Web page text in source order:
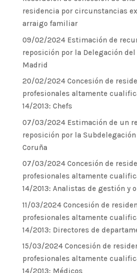
residencia por circunstancias
arraigo familiar
09/02/2024 Estimación de
reposición por la Delegación del
Madrid
20/02/2024 Concesión de
profesionales altamente
14/2013: Chefs
07/03/2024 Estimación de un
reposición por la Subdelegación
Coruña
07/03/2024 Concesión de
profesionales altamente
14/2013: Analistas de gestión y
11/03/2024 Concesión de
profesionales altamente
14/2013: Directores de
15/03/2024 Concesión de
profesionales altamente
14/2013: Médicos